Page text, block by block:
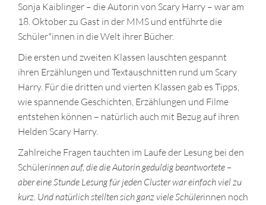
Sonja Kaiblinger – die Autorin von Scary Harry – war am
18. Oktober zu Gast in der MMS und entführte die
Schüler*innen in die Welt ihrer Bücher.
Die ersten und zweiten Klassen lauschten gespannt
ihren Erzählungen und Textauschnitten rund um Scary
Harry. Für die dritten und vierten Klassen gab es Tipps,
wie spannende Geschichten, Erzählungen und Filme
entstehen können – natürlich auch mit Bezug auf ihren
Helden Scary Harry.
Zahlreiche Fragen tauchten im Laufe der Lesung bei den
Schülerinnen auf, die die Autorin geduldig beantwortete –
aber eine Stunde Lesung für jeden Cluster war einfach viel zu
kurz. Und natürlich stellten sich ganz viele Schülerinnen noch